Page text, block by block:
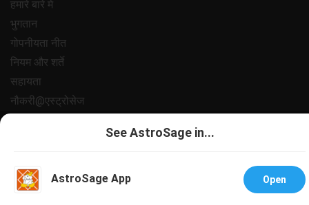
हमारे बारे मे
भुगतान
गोपनीयता नीत
नियम और शर्ते
सहायता
नौकरी@एस्ट्रोसेज
All copyrights reserved 2025AstroSage.com
See AstroSage in...
AstroSage App Open